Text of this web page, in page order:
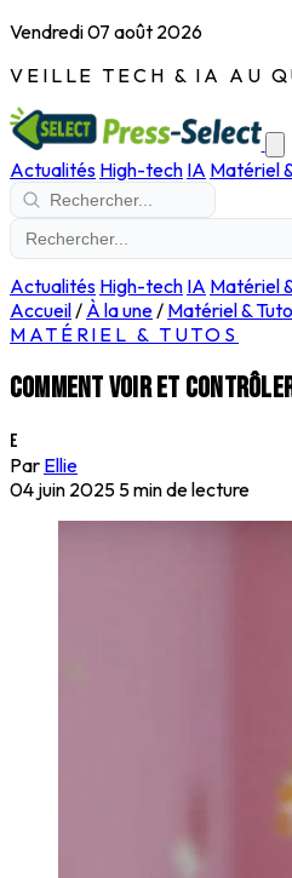
Vendredi 07 août 2026
VEILLE TECH & IA AU
Actualités High-tech IA Matériel
Actualités High-tech IA Matériel
Accueil/ À la une/ Matériel &
MATÉRIEL & TUTOS
Comment voir et
E
Par Ellie
04 juin 2025 5 min de lecture